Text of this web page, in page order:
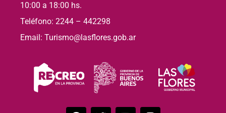
10:00 a 18:00 hs.
Teléfono: 2244 – 442298
Email: Turismo@lasflores.gob.ar